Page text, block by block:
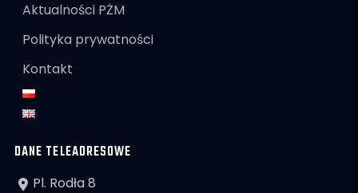
Aktualności PŻM
Polityka prywatności
Kontakt
DANE TELEADRESOWE
Pl. Rodła 8